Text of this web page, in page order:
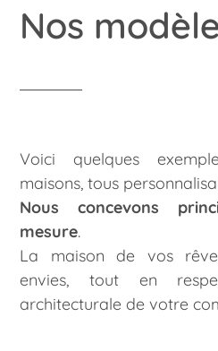
Nos
Voici quelques
maisons, tous
Nous concevons
mesure.
La maison de vos
envies, tout en
architecturale de votre